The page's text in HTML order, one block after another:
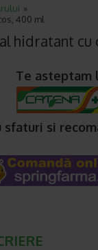
400 ml
hidratant cu
Te asteptam
sfaturi si